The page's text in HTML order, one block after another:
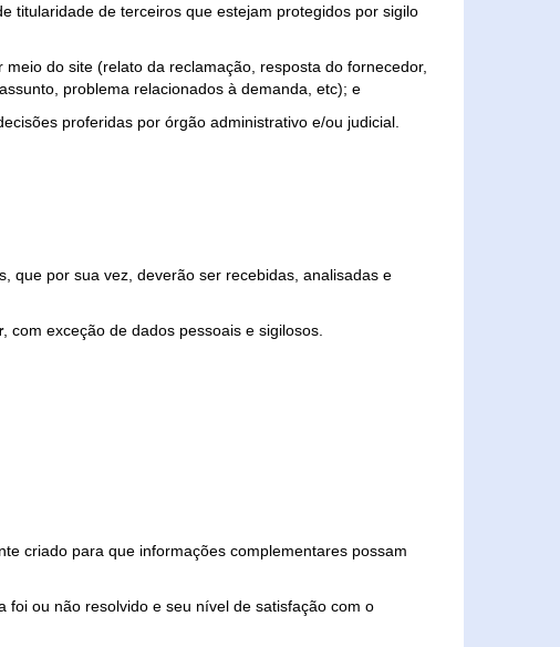
titularidade de terceiros que estejam protegidos por sigilo
do site (relato da reclamação, resposta do fornecedor,
problema relacionados à demanda, etc); e
proferidas por órgão administrativo e/ou judicial.
que por sua vez, deverão ser recebidas, analisadas e
, com exceção de dados pessoais e sigilosos.
criado para que informações complementares possam
ou não resolvido e seu nível de satisfação com o